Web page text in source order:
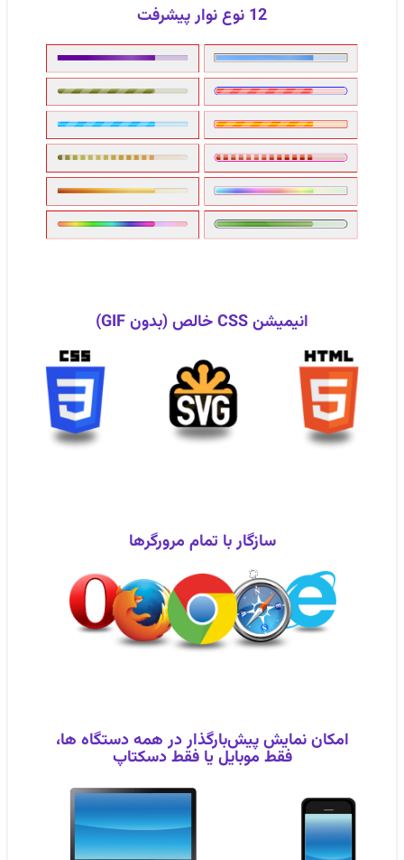
12 نوع نوار پیشرفت
انیمیشن CSS خالص (بدون GIF)
سازگار با تمام مرورگرها
امکان نمایش پیش‌بارگذار در همه دستگاه ها،
فقط موبایل یا فقط دسکتاپ